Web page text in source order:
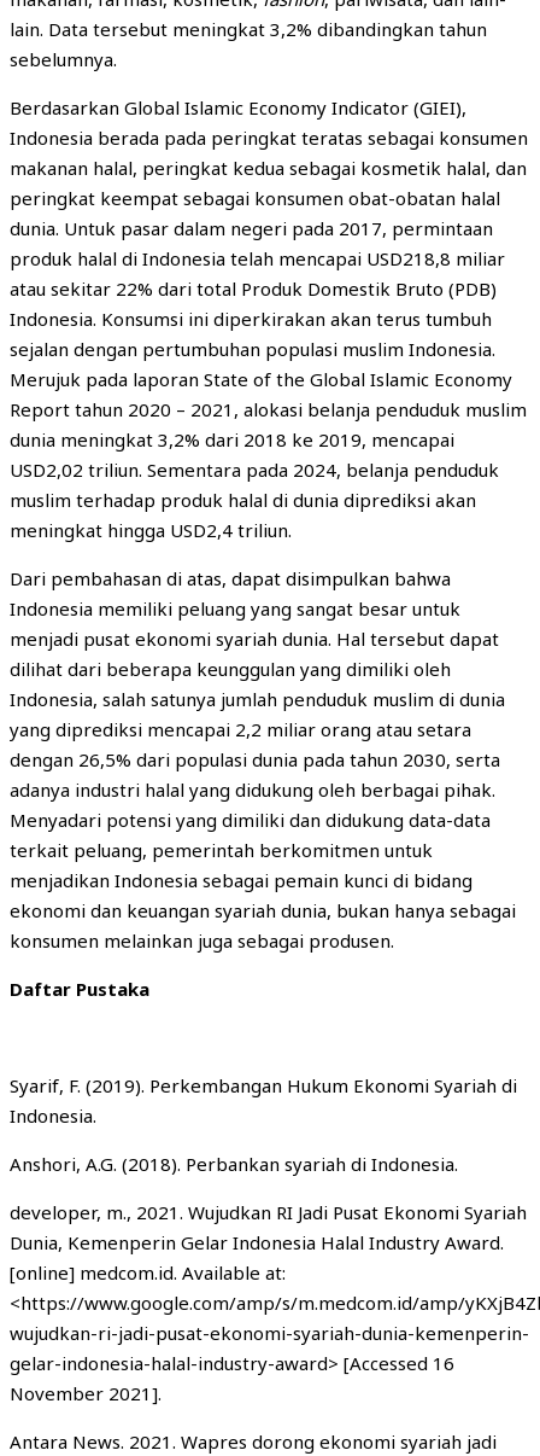
lain. Data tersebut meningkat 3,2% dibandingkan tahun
sebelumnya.
Berdasarkan Global Islamic Economy Indicator (GIEI),
Indonesia berada pada peringkat teratas sebagai konsumen
makanan halal, peringkat kedua sebagai kosmetik halal, dan
peringkat keempat sebagai konsumen obat-obatan halal
dunia. Untuk pasar dalam negeri pada 2017, permintaan
produk halal di Indonesia telah mencapai USD218,8 miliar
atau sekitar 22% dari total Produk Domestik Bruto (PDB)
Indonesia. Konsumsi ini diperkirakan akan terus tumbuh
sejalan dengan pertumbuhan populasi muslim Indonesia.
Merujuk pada laporan State of the Global Islamic Economy
Report tahun 2020 – 2021, alokasi belanja penduduk muslim
dunia meningkat 3,2% dari 2018 ke 2019, mencapai
USD2,02 triliun. Sementara pada 2024, belanja penduduk
muslim terhadap produk halal di dunia diprediksi akan
meningkat hingga USD2,4 triliun.
Dari pembahasan di atas, dapat disimpulkan bahwa
Indonesia memiliki peluang yang sangat besar untuk
menjadi pusat ekonomi syariah dunia. Hal tersebut dapat
dilihat dari beberapa keunggulan yang dimiliki oleh
Indonesia, salah satunya jumlah penduduk muslim di dunia
yang diprediksi mencapai 2,2 miliar orang atau setara
dengan 26,5% dari populasi dunia pada tahun 2030, serta
adanya industri halal yang didukung oleh berbagai pihak.
Menyadari potensi yang dimiliki dan didukung data-data
terkait peluang, pemerintah berkomitmen untuk
menjadikan Indonesia sebagai pemain kunci di bidang
ekonomi dan keuangan syariah dunia, bukan hanya sebagai
konsumen melainkan juga sebagai produsen.
Daftar Pustaka
Syarif, F. (2019). Perkembangan Hukum Ekonomi Syariah di
Indonesia.
Anshori, A.G. (2018). Perbankan syariah di Indonesia.
developer, m., 2021. Wujudkan RI Jadi Pusat Ekonomi Syariah
Dunia, Kemenperin Gelar Indonesia Halal Industry Award.
[online] medcom.id. Available at:
<https://www.google.com/amp/s/m.medcom.id/amp/
wujudkan-ri-jadi-pusat-ekonomi-syariah-dunia-kemenperin-
gelar-indonesia-halal-industry-award> [Accessed 16
November 2021].
Antara News. 2021. Wapres dorong ekonomi syariah jadi